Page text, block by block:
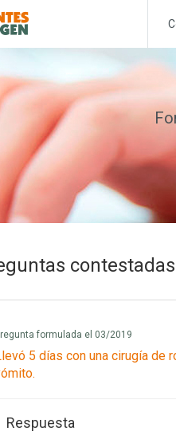
contestadas
formulada el 03/2019
5 días con una cirugía de
Respuesta